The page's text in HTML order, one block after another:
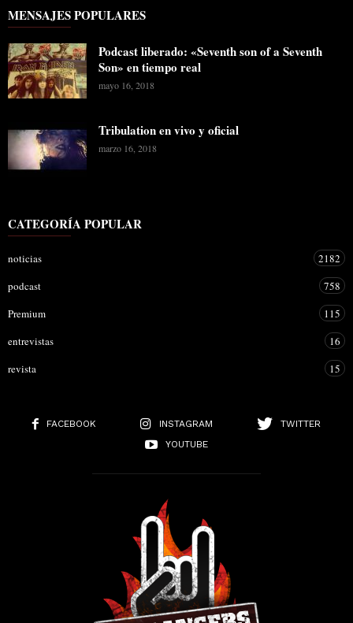
MENSAJES POPULARES
Podcast liberado: «Seventh son of a Seventh
Son» en tiempo real
mayo 16, 2018
Tribulation en vivo y oficial
marzo 16, 2018
CATEGORÍA POPULAR
noticias
2182
podcast
758
Premium
115
entrevistas
16
revista
15
FACEBOOK INSTAGRAM
TWITTER
YOUTUBE